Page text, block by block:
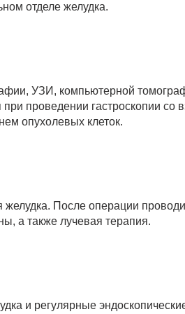
отделе желудка.
УЗИ, компьютерной
проведении гастроскопии со
опухолевых клеток.
желудка. После операции
а также лучевая терапия.
и регулярные